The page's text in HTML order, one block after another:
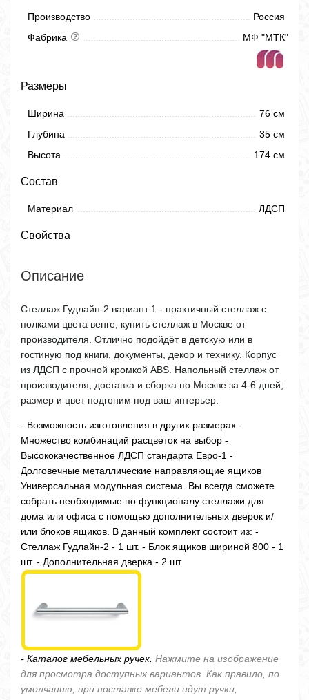
Производство
Россия
Фабрика
МФ "МТК"
Размеры
Ширина
76 см
Глубина
35 см
Высота
174 см
Состав
Материал ЛДСП
Свойства
Описание
Стеллаж Гудлайн-2 вариант 1 - практичный стеллаж с
полками цвета венге, купить стеллаж в Москве от
производителя. Отлично подойдёт в детскую или в
гостиную под книги, документы, декор и технику. Корпус
из ЛДСП с прочной кромкой ABS. Напольный стеллаж от
производителя, доставка и сборка по Москве за 4-6 дней;
размер и цвет подгоним под ваш интерьер.
- Возможность изготовления в других размерах -
Множество комбинаций расцветок на выбор -
Высококачественное ЛДСП стандарта Евро-1 -
Долговечные металлические направляющие ящиков
Универсальная модульная система. Вы всегда сможете
собрать необходимые по функционалу стеллажи для
дома или офиса с помощью дополнительных дверок и/
или блоков ящиков. В данный комплект состоит из: -
Стеллаж Гудлайн-2 - 1 шт. - Блок ящиков шириной 800 - 1
шт. - Дополнительная дверка - 2 шт.
- Каталог мебельных ручек. Нажмите на изображение
для просмотра доступных вариантов. Как правило, по
умолчанию, при поставке мебели идут ручки,